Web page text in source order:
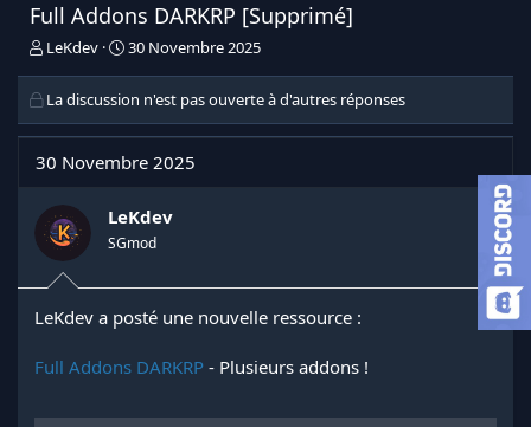
Full Addons DARKRP [Supprimé]
I
t
i
a
t
u
r
d
e
a
i
LeKdev
D
e
d
d
b
u
30 Novembre 2025
La discussion n'est pas ouverte à d'autres réponses
30 Novembre 2025
LeKdev
SGmod
LeKdev a posté une nouvelle ressource :
Full Addons DARKRP - Plusieurs addons !